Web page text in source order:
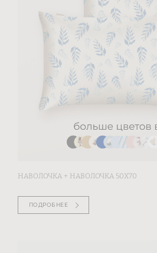
НАВОЛОЧКА + НАВОЛОЧКА 50Х70
ПОДРОБНЕЕ